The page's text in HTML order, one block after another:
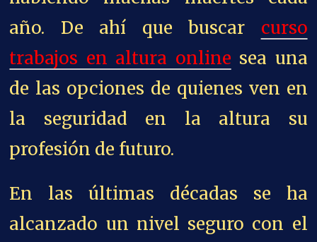
año. De ahí que buscar curso
trabajos en altura online sea una
de las opciones de quienes ven en
la seguridad en la altura su
profesión de futuro.
En las últimas décadas se ha
alcanzado un nivel seguro con el